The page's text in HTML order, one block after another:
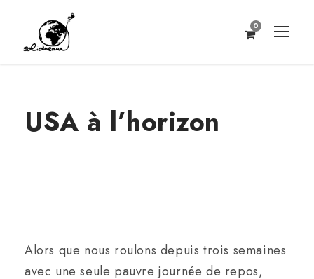
0
USA à l’horizon
Alors que nous roulons depuis trois semaines
avec une seule pauvre journée de repos,